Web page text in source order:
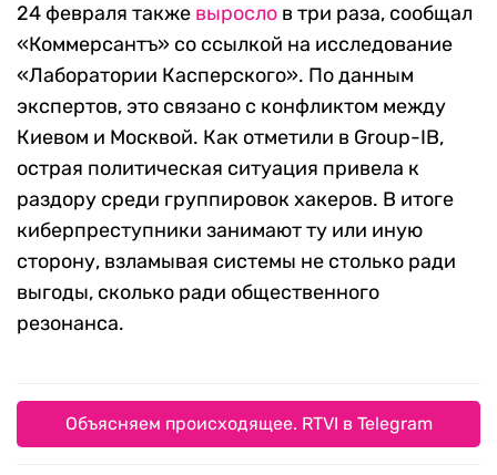
24 февраля также выросло в три раза, сообщал
«Коммерсантъ» со ссылкой на исследование
«Лаборатории Касперского». По данным
экспертов, это связано с конфликтом между
Киевом и Москвой. Как отметили в Group-IB,
острая политическая ситуация привела к
раздору среди группировок хакеров. В итоге
киберпреступники занимают ту или иную
сторону, взламывая системы не столько ради
выгоды, сколько ради общественного
резонанса.
Объясняем происходящее. RTVI в Telegram